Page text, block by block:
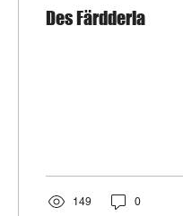
Des Färdderla
149 0